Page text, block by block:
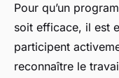
Pour qu’un
soit efficace, il est
participent
reconnaître le